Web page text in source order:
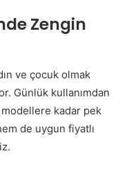
Zengin
ve çocuk olmak
Günlük kullanımdan
kadar pek
de uygun fiyatlı